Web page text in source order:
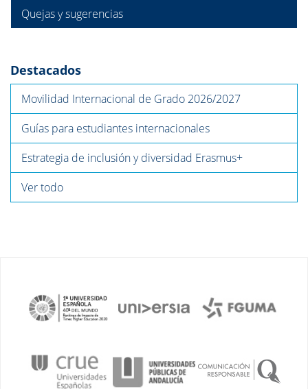
Quejas y sugerencias
Destacados
Movilidad Internacional de Grado 2026/2027
Guías para estudiantes internacionales
Estrategia de inclusión y diversidad Erasmus+
Ver todo